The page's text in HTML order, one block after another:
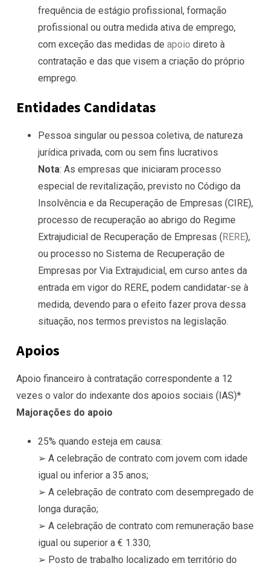
frequência de estágio profissional, formação
profissional ou outra medida ativa de emprego,
com exceção das medidas de apoio direto à
contratação e das que visem a criação do próprio
emprego.
Entidades Candidatas
Pessoa singular ou pessoa coletiva, de natureza
jurídica privada, com ou sem fins lucrativos
Nota: As empresas que iniciaram processo
especial de revitalização, previsto no Código da
Insolvência e da Recuperação de Empresas (CIRE),
processo de recuperação ao abrigo do Regime
Extrajudicial de Recuperação de Empresas (RERE),
ou processo no Sistema de Recuperação de
Empresas por Via Extrajudicial, em curso antes da
entrada em vigor do RERE, podem candidatar-se à
medida, devendo para o efeito fazer prova dessa
situação, nos termos previstos na legislação.
Apoios
Apoio financeiro à contratação correspondente a 12
vezes o valor do indexante dos apoios sociais (IAS)*
Majorações do apoio
25% quando esteja em causa:
➢ A celebração de contrato com jovem com idade
igual ou inferior a 35 anos;
➢ A celebração de contrato com desempregado de
longa duração;
➢ A celebração de contrato com remuneração base
igual ou superior a € 1.330;
➢ Posto de trabalho localizado em território do